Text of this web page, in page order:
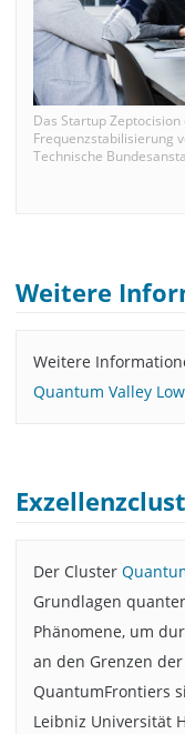
Das Startup
Frequenzstabilisierung
Technische
Weitere
Weitere
Quantum Valley
Der Cluster
Grundlagen
Phänomene, um
an den Grenzen
QuantumFrontiers
Leibniz Universität